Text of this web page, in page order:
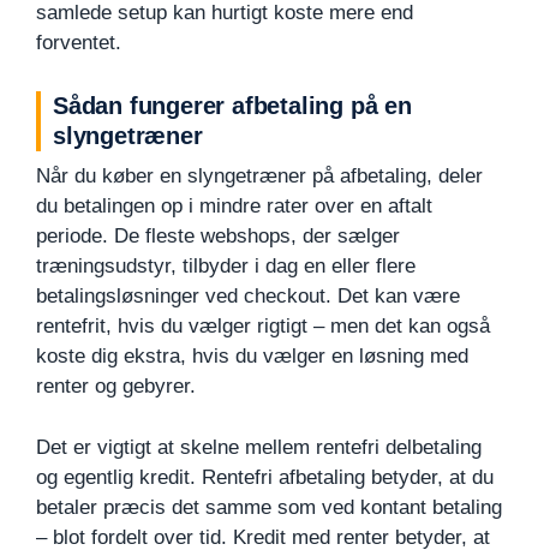
samlede setup kan hurtigt koste mere end
forventet.
Sådan fungerer afbetaling på en
slyngetræner
Når du køber en slyngetræner på afbetaling, deler
du betalingen op i mindre rater over en aftalt
periode. De fleste webshops, der sælger
træningsudstyr, tilbyder i dag en eller flere
betalingsløsninger ved checkout. Det kan være
rentefrit, hvis du vælger rigtigt – men det kan også
koste dig ekstra, hvis du vælger en løsning med
renter og gebyrer.
Det er vigtigt at skelne mellem rentefri delbetaling
og egentlig kredit. Rentefri afbetaling betyder, at du
betaler præcis det samme som ved kontant betaling
– blot fordelt over tid. Kredit med renter betyder, at